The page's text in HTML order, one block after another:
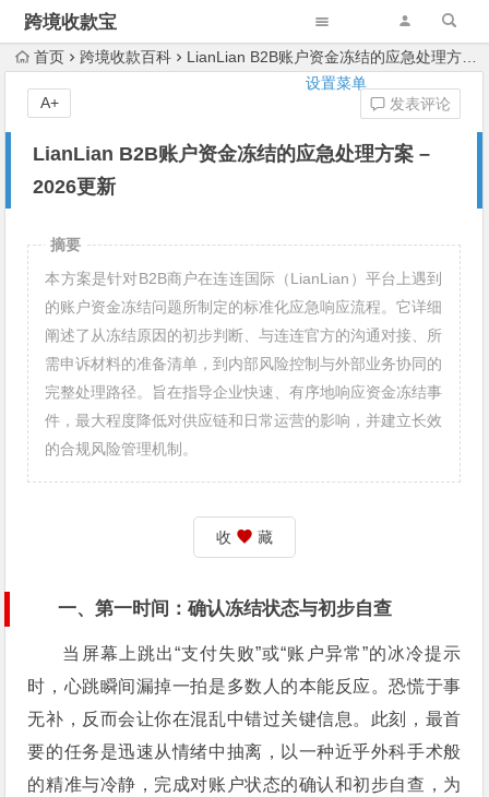
跨境收款宝
设置菜单
首页 跨境收款百科 LianLian B2B账户资金冻结的应急处理方案 – 2026更新
LianLian B2B账户资金冻结的应急处理方案 –
2026更新
发表评论
A+
摘要
本方案是针对B2B商户在连连国际（LianLian）平台上遇到
的账户资金冻结问题所制定的标准化应急响应流程。它详细
阐述了从冻结原因的初步判断、与连连官方的沟通对接、所
需申诉材料的准备清单，到内部风险控制与外部业务协同的
完整处理路径。旨在指导企业快速、有序地响应资金冻结事
件，最大程度降低对供应链和日常运营的影响，并建立长效
的合规风险管理机制。
收 藏
一、第一时间：确认冻结状态与初步自查
当屏幕上跳出“支付失败”或“账户异常”的冰冷提示
时，心跳瞬间漏掉一拍是多数人的本能反应。恐慌于事
无补，反而会让你在混乱中错过关键信息。此刻，最首
要的任务是迅速从情绪中抽离，以一种近乎外科手术般
的精准与冷静，完成对账户状态的确认和初步自查，为